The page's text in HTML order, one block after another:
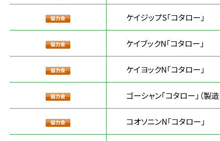
ケイジップS「コタロー」
ケイブックN「コタロー」
ケイヨックN「コタロー」
ゴーシャン「コタロー」（製
コオソニンN「コタロー」